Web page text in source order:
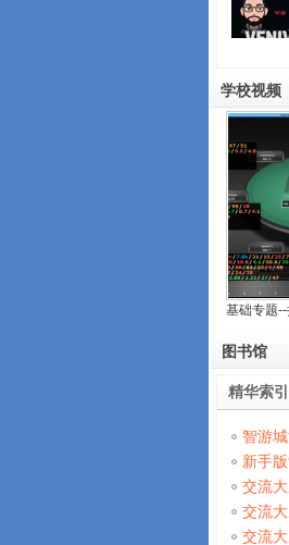
学校视频
图书馆
精华索引
智游
励等说
新手版
交流大
交流大
交流大